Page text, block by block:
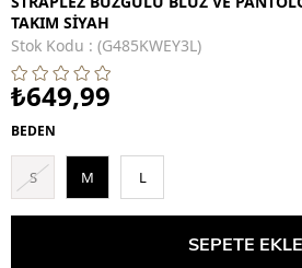
TAKIM SİYAH
Stok Kodu
(G485KWEY3L)
₺649,99
BEDEN
S M L